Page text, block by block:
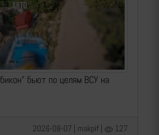
бьют по целям ВСУ на
2026-08-07 | makpif | 127